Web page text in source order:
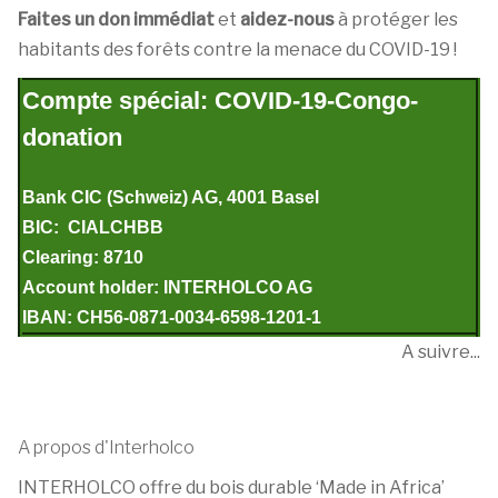
Faites un don immédiatet aidez-nousà protéger les
habitants des forêts contre la menace du COVID-19 !
Compte spécial: COVID-19-Congo-
donation
Bank CIC (Schweiz) AG, 4001 Basel
BIC: CIALCHBB
Clearing: 8710
Account holder: INTERHOLCO AG
IBAN: CH56-0871-0034-6598-1201-1
A suivre...
A propos d'Interholco
INTERHOLCO offre du bois durable ‘Made in Africa’